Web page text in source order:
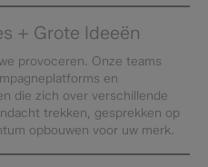
+ Grote Ideeën
provoceren. Onze teams
en
die zich over verschillende
trekken, gesprekken op
opbouwen voor uw merk.